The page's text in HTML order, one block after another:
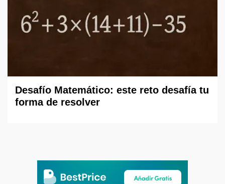
Desafío Matemático: este reto desafía tu
forma de resolver